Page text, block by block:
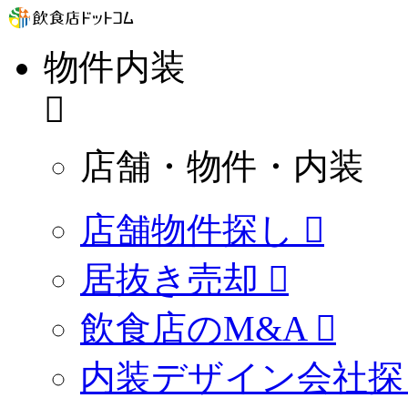
物件内装
店舗・物件・内装
店舗物件探し
居抜き売却
飲食店のM&A
内装デザイン会社